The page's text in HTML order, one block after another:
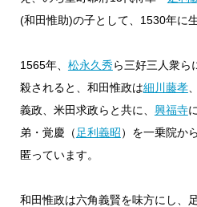
(和田惟助)の子として、1530年に
1565年、 松永久秀ら三好三人衆ら
殺されると、和田惟政は細川藤孝、
義政、米田求政らと共に、 興福寺
弟・覚慶（ 足利義昭）を一乗院か
匿っています。
和田惟政は六角義賢を味方にし、